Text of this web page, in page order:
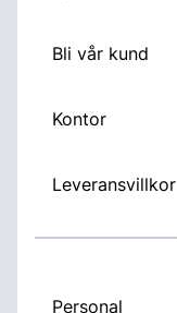
Bli vår kund
Kontor
Leveransvillkor
Personal